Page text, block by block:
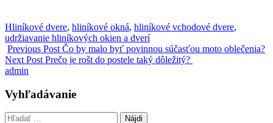
Tags:
Hliníkové dvere, hliníkové okná, hliníkové vchodové dvere,
udržiavanie hliníkových okien a dverí
Previous Post Čo by malo byť povinnou súčasťou moto oblečenia?
Next Post Prečo je rošt do postele taký dôležitý?
admin
Vyhľadávanie
Hľadať: